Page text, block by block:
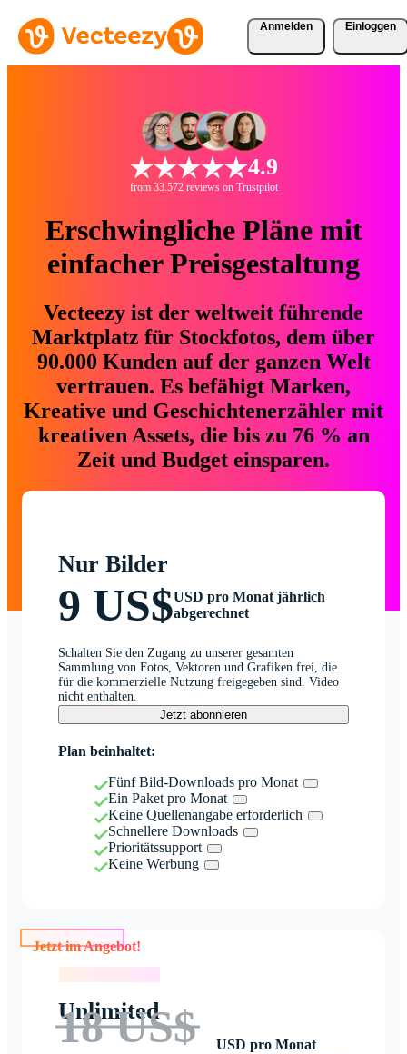
Anmelden Einloggen
4.9
from 33.572 reviews on Trustpilot
Erschwingliche Pläne mit
einfacher Preisgestaltung
Vecteezy ist der weltweit führende
Marktplatz für Stockfotos, dem über
90.000 Kunden auf der ganzen Welt
vertrauen. Es befähigt Marken,
Kreative und Geschichtenerzähler mit
kreativen Assets, die bis zu 76 % an
Zeit und Budget einsparen.
Nur Bilder
9 US$USD pro Monat jährlich
abgerechnet
Schalten Sie den Zugang zu unserer gesamten
Sammlung von Fotos, Vektoren und Grafiken frei, die
für die kommerzielle Nutzung freigegeben sind. Video
nicht enthalten.
Jetzt abonnieren
Plan beinhaltet:
Fünf Bild-Downloads pro Monat
Ein Paket pro Monat
Keine Quellenangabe erforderlich
Schnellere Downloads
Prioritätssupport
Keine Werbung
Jetzt im Angebot!
Unlimited
18 US$
USD pro Monat